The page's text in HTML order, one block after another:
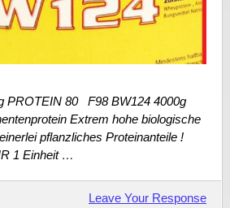
PROTEIN 80 F98 BW124 4000g
Extrem hohe biologische
pflanzliches Proteinanteile !
1 Einheit …
Leave Your Response